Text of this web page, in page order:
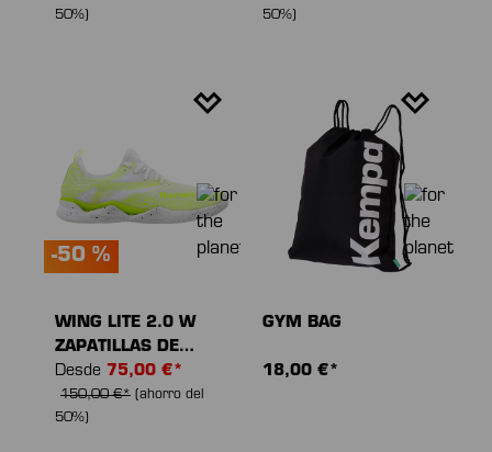
50%)
50%)
-50 %
WING LITE 2.0 W
ZAPATILLAS DE
DEPORTE
Desde 75,00 €*
150,00 €* (ahorro del
50%)
GYM BAG
18,00 €*